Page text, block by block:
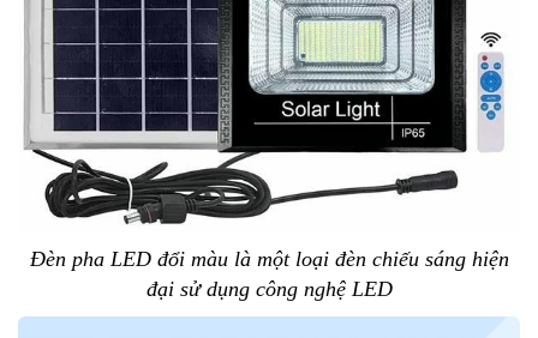
Đèn pha LED đổi màu là một loại đèn chiếu sáng hiện
đại sử dụng công nghệ LED